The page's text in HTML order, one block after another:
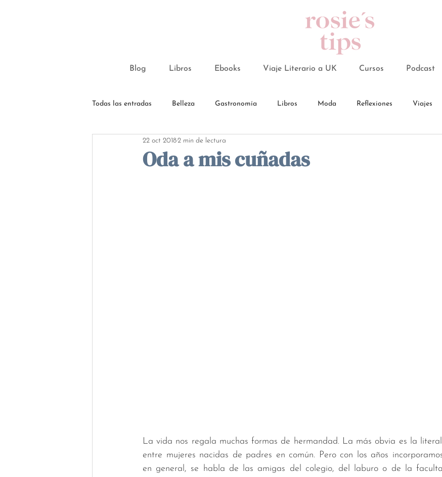
Blog Libros Ebooks Viaje Literario a UK Cursos Podcast
Todas las entradas Belleza Gastronomía Libros Moda Reflexiones Viajes
Oda a mis cuñadas
22 oct 20182 min de lectura
La vida nos regala muchas formas de hermandad. La más obvia es la
entre mujeres nacidas de padres en común. Pero con los años
en general, se habla de las amigas del colegio, del laburo o de la